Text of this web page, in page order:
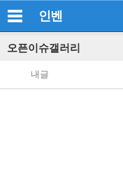
인벤
오픈이슈갤러리
내글